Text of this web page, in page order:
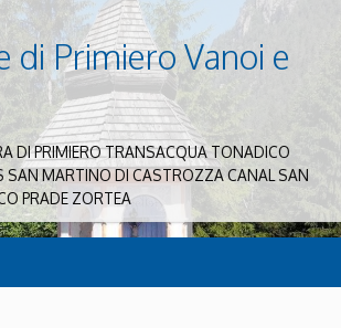
di Primiero Vanoi e
DI PRIMIERO TRANSACQUA TONADICO
SAN MARTINO DI CASTROZZA CANAL SAN
PRADE ZORTEA